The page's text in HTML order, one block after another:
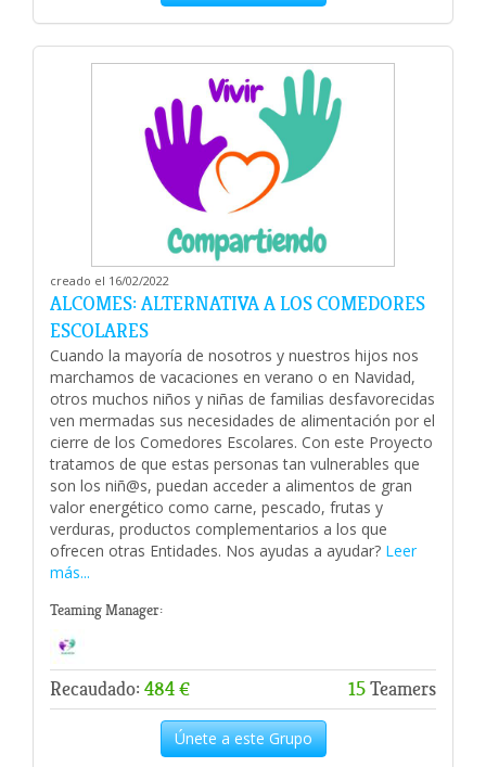
creado el 16/02/2022
ALCOMES: ALTERNATIVA A LOS COMEDORES
ESCOLARES
Cuando la mayoría de nosotros y nuestros hijos nos
marchamos de vacaciones en verano o en Navidad,
otros muchos niños y niñas de familias desfavorecidas
ven mermadas sus necesidades de alimentación por el
cierre de los Comedores Escolares. Con este Proyecto
tratamos de que estas personas tan vulnerables que
son los niñ@s, puedan acceder a alimentos de gran
valor energético como carne, pescado, frutas y
verduras, productos complementarios a los que
ofrecen otras Entidades. Nos ayudas a ayudar? Leer
más...
Teaming Manager:
Recaudado: 484 € 15Teamers
Únete a este Grupo